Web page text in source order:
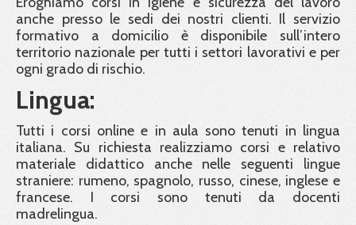
anche presso le sedi dei nostri clienti. Il servizio
formativo a domicilio è disponibile sull’intero
territorio nazionale per tutti i settori lavorativi e per
ogni grado di rischio.
Lingua:
Tutti i corsi online e in aula sono tenuti in lingua
italiana. Su richiesta realizziamo corsi e relativo
materiale didattico anche nelle seguenti lingue
straniere: rumeno, spagnolo, russo, cinese, inglese e
francese. I corsi sono tenuti da docenti
madrelingua.